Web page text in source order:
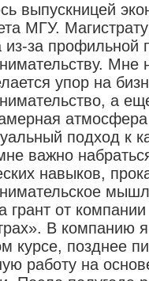
выпускницей
МГУ.
из-за профильной
Мне
упор на
а
подход к
важно
навыков,
грант от компании
В компанию
курсе, позднее
работу на